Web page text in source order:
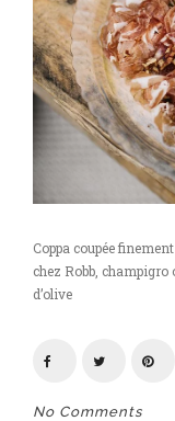
Coppa coupée
chez Robb,
d’olive
No Comments